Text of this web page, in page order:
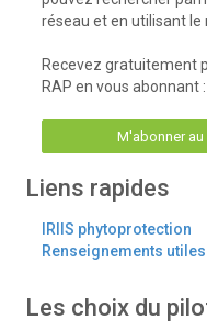
réseau et en utilisant le
Recevez gratuitement
RAP en vous abonnant :
M'abonner au
Liens rapides
IRIIS phytoprotection
Renseignements utiles
Les choix du